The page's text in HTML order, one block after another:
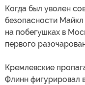
Когда был уволен
безопасности Майкл
на побегушках в
первого
Кремлевские
Флинн фигурировал